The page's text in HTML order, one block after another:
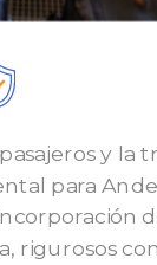
y la
para
rigurosos